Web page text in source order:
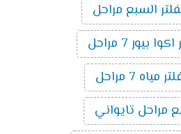
السبع مراحل
بيور 7 مراحل
7 مراحل
مراحل تايواني